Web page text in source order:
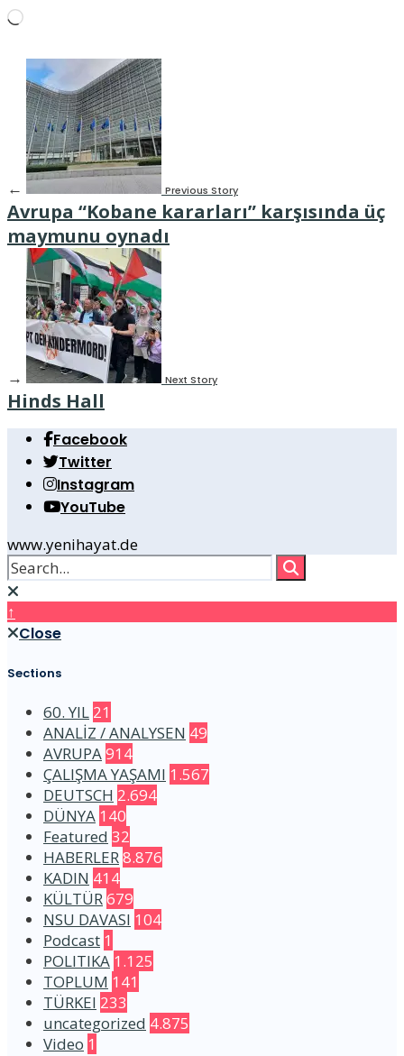
Wird
← Previous Story
Avrupa “Kobane kararları” karşısında üç
maymunu oynadı
→ Next Story
Hinds Hall
Facebook
Twitter
Instagram
YouTube
www.yenihayat.de
↑
Close
Sections
60. YIL 21
ANALİZ / ANALYSEN 49
AVRUPA914
ÇALIŞMA YAŞAMI 1.567
DEUTSCH 2.694
DÜNYA 140
Featured 32
HABERLER8.876
KADIN 414
KÜLTÜR679
NSU DAVASI 104
Podcast 1
POLITIKA 1.125
TOPLUM 141
TÜRKEI 233
uncategorized 4.875
Video 1